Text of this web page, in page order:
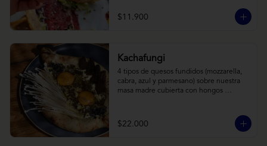
$11.900
Kachafungi
4 tipos de quesos fundidos (mozzarella,
cabra, azul y parmesano) sobre nuestra
masa madre cubierta con hongos
frescas y pequeños toques de
chimichurri.
$22.000